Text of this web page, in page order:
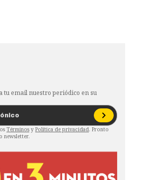
tu email nuestro periódico en su
Términos y Política de privacidad. Pronto
newsletter.